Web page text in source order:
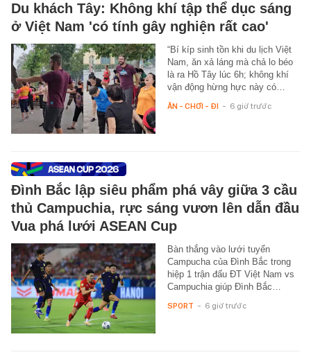
Du khách Tây: Không khí tập thể dục sáng
ở Việt Nam 'có tính gây nghiện rất cao'
“Bí kíp sinh tồn khi du lịch Việt
Nam, ăn xả láng mà chả lo béo
là ra Hồ Tây lúc 6h; không khí
vận động hừng hực này có…
ĂN - CHƠI - ĐI - 6 giờ trước
Đình Bắc lập siêu phẩm phá vây giữa 3 cầu
thủ Campuchia, rực sáng vươn lên dẫn đầu
Vua phá lưới ASEAN Cup
Bàn thắng vào lưới tuyển
Campucha của Đình Bắc trong
hiệp 1 trận đấu ĐT Việt Nam vs
Campuchia giúp Đình Bắc…
SPORT - 6 giờ trước